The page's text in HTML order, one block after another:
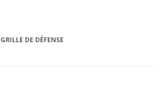
GRILLE DE DÉFENSE